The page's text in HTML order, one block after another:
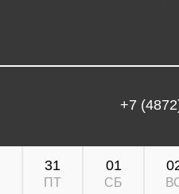
+7
31
ПТ
01
СБ